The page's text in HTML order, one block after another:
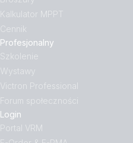
Kalkulator MPPT
Cennik
Profesjonalny
Szkolenie
Wystawy
Victron Professional
Forum społeczności
Login
Portal VRM